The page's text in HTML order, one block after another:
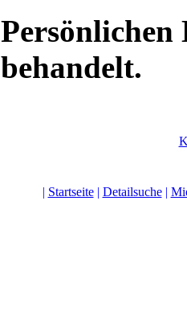
behandelt.
| Startseite| Detailsuche|